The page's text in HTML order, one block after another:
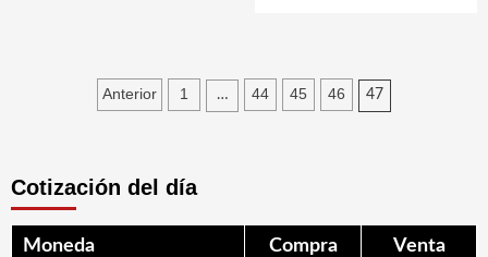
Paginación
Anterior 1 … 44 45 46 47
Cotización del día
Moneda Compra Venta